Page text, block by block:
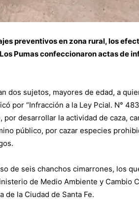
preventivos en zona rural, los
Pumas confeccionaron actas de
dos sujetos, mayores de edad, a
por “Infracción a la Ley Pcial. N°
por desarrollar la actividad de caza,
público, por cazar especies
de seis chanchos cimarrones, los
de Medio Ambiente y Cambio
de la Ciudad de Santa Fe.